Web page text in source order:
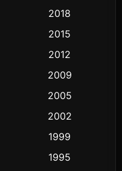
445
518
2018
2015
2012
2009
2005
2002
1999
1995